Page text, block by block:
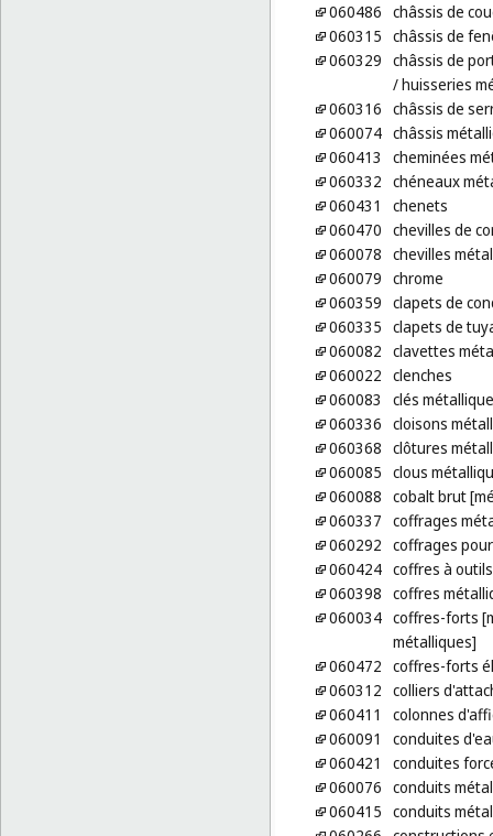
060486 châssis de
060315 châssis de
060329 châssis de
/ huisseries
060316 châssis de
060074 châssis
060413
cheminées
060332 chéneaux
060431
chenets
060470 chevilles de
060078 chevilles
060079 chrome
060359 clapets de
060335 clapets de
060082 clavettes
060022 clenches
060083
clés
060336 cloisons
060368 clôtures
060085 clous
060088 cobalt brut
060337 coffrages
060292 coffrages
060424 coffres à
060398 coffres
060034 coffres-forts
métalliques]
060472 coffres-forts
060312 colliers
060411
colonnes
060091
conduites
060421
conduites
060076 conduits
060415 conduits